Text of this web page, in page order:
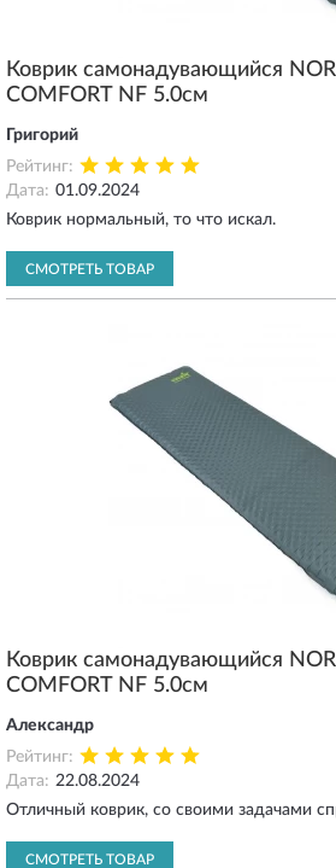
Коврик самонадувающийся
COMFORT NF 5.0см
Григорий
Рейтинг:
Дата: 01.09.2024
Коврик нормальный, то что искал.
СМОТРЕТЬ ТОВАР
Коврик самонадувающийся
COMFORT NF 5.0см
Александр
Рейтинг:
Дата: 22.08.2024
Отличный коврик, со своими задачами
СМОТРЕТЬ ТОВАР